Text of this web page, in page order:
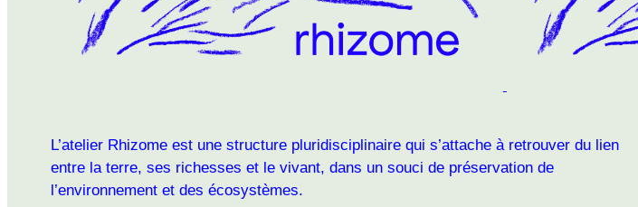
L’atelier Rhizome est une structure pluridisciplinaire qui s’attache à retrouver du lien
entre la terre, ses richesses et le vivant, dans un souci de préservation de
l’environnement et des écosystèmes.